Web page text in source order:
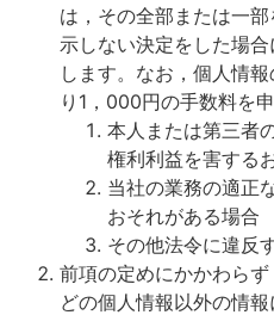
は，その全部または一
示しない決定をした場
します。なお，個人情
り1，000円の手数料を
本人または第三者
権利利益を害する
当社の業務の適正
おそれがある場合
その他法令に違反
前項の定めにかかわら
どの個人情報以外の情